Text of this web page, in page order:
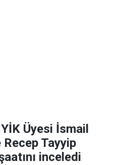
Üyesi İsmail
Tayyip
inceledi